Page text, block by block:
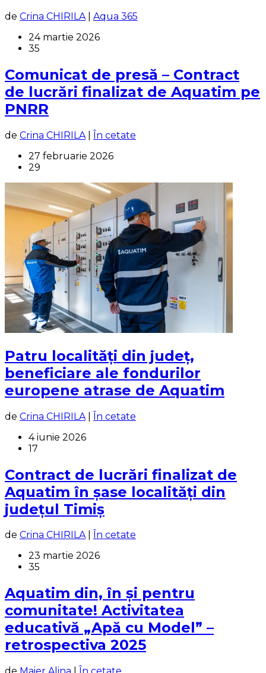
de Crina CHIRILA| Aqua 365
24 martie 2026
35
Comunicat de presă – Contract
de lucrări finalizat de Aquatim pe
PNRR
de Crina CHIRILA| În cetate
27 februarie 2026
29
Patru localități din județ,
beneficiare ale fondurilor
europene atrase de Aquatim
de Crina CHIRILA
În cetate
4 iunie 2026
17
Contract de lucrări finalizat de
Aquatim în șase localități din
județul Timiș
de Crina CHIRILA|
În cetate
23 martie 2026
35
Aquatim din, în și pentru
comunitate! Activitatea
educativă „Apă cu Model” –
retrospectiva 2025